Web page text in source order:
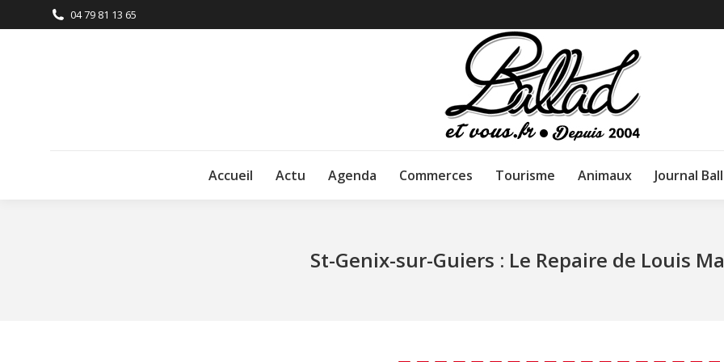
04 79 81 13 65
Accueil Actu Agenda Commerces Tourisme Animaux Journal
St-Genix-sur-Guiers : Le Repaire de Louis